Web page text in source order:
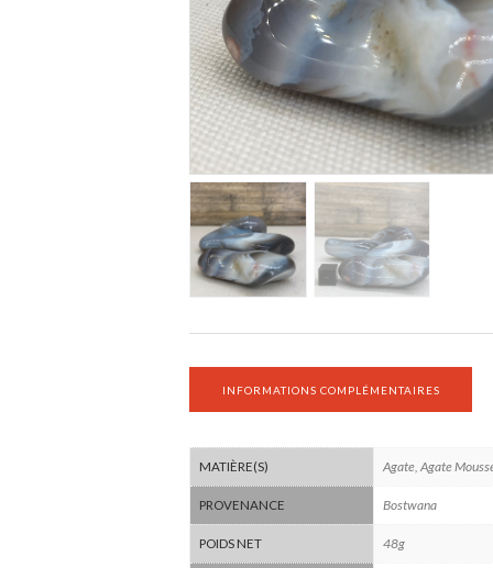
INFORMATIONS COMPLÉMENTAIRES
MATIÈRE(S) Agate, Agate
PROVENANCE Bostwana
POIDS NET 48g